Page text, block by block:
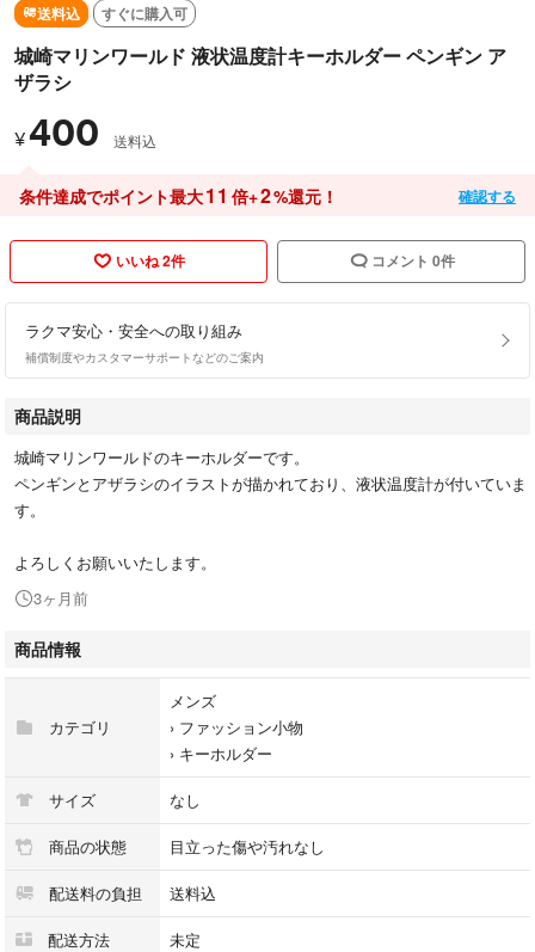
送料込 すぐに購入可
城崎マリンワールド 液状温度計キーホルダー ペンギン ア
ザラシ
¥400 送料込
条件達成でポイント最大11 倍+2%還元！ 確認する
いいね 2件 コメント 0件
ラクマ安心・安全への取り組み
補償制度やカスタマーサポートなどのご案内
商品説明
城崎マリンワールドのキーホルダーです。
ペンギンとアザラシのイラストが描かれており、液状温度計が付いていま
す。
よろしくお願いいたします。
3ヶ月前
商品情報
カテゴリ
メンズ
› ファッション小物
› キーホルダー
サイズ なし
商品の状態 目立った傷や汚れなし
配送料の負担 送料込
配送方法 未定